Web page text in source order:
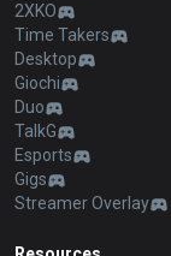
2XKO
Time Takers
Desktop
Giochi
Duo
TalkG
Esports
Gigs
Streamer Overlay